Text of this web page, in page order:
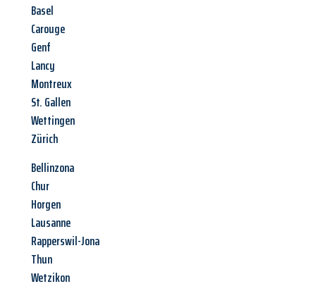
Basel
Carouge
Genf
Lancy
Montreux
St. Gallen
Wettingen
Zürich
Bellinzona
Chur
Horgen
Lausanne
Rapperswil-Jona
Thun
Wetzikon